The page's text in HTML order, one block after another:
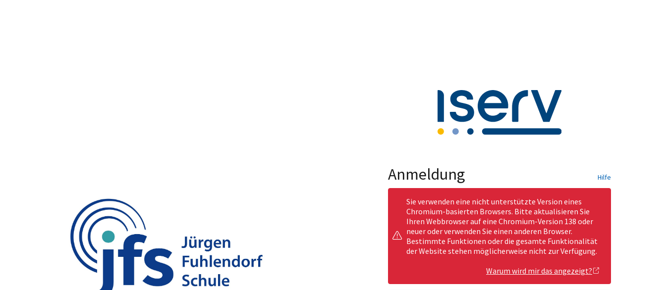
Anmeldung Hilfe
Sie verwenden eine nicht unterstützte Version eines
Chromium-basierten Browsers. Bitte aktualisieren Sie
Ihren Webbrowser auf eine Chromium-Version 138 oder
neuer oder verwenden Sie einen anderen Browser.
Bestimmte Funktionen oder die gesamte Funktionalität
der Website stehen möglicherweise nicht zur Verfügung.
Warum wird mir das angezeigt?